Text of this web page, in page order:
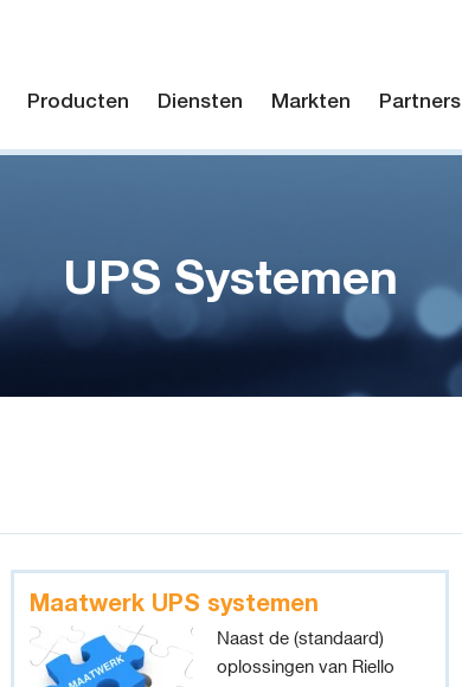
Producten Diensten Markten Partners
UPS Systemen
Maatwerk UPS systemen
Naast de (standaard)
oplossingen van Riello